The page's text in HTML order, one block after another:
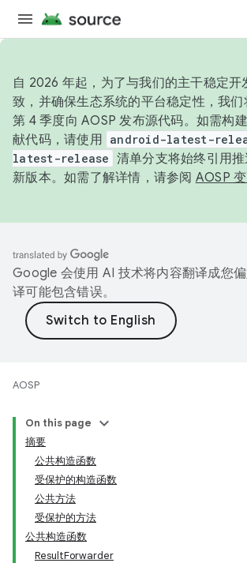
自 2026 年起，为了与我们的主干稳定开
致，并确保生态系统的平台稳定性，我
第 4 季度向 AOSP 发布源代码。如需构
献代码，请使用 android-latest-
latest-release 清单分支将始终引用
新版本。如需了解详情，请参阅 AOSP
Google 会使用 AI 技术将内容翻译成您
译可能包含错误。
AOSP
On this page
摘要
公共构造函数
受保护的构造函数
公共方法
受保护的方法
公共构造函数
ResultForwarder